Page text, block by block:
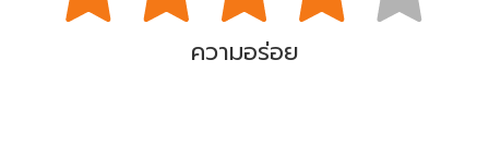
ความอร่อย